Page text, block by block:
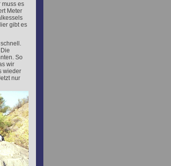
muss es
Meter
gibt es
So
wir
wieder
nur